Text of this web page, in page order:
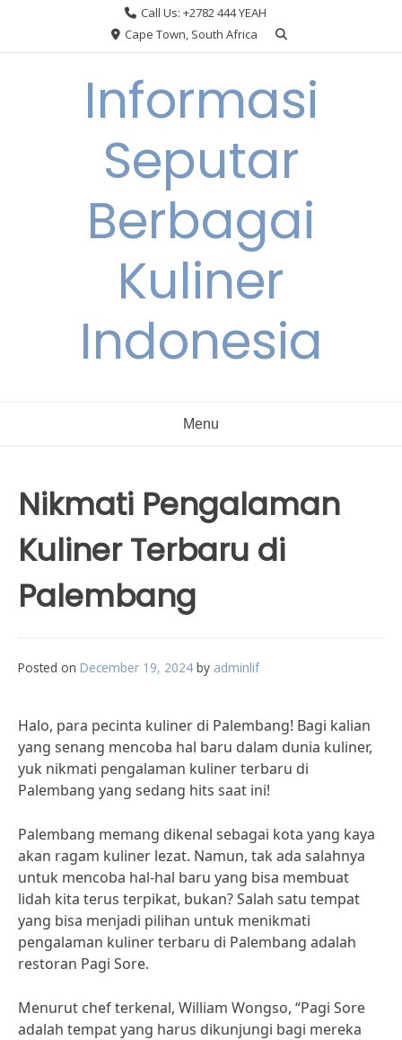
Call Us: +2782 444 YEAH
Cape Town, South Africa
Informasi
Seputar
Berbagai
Kuliner
Indonesia
Menu
Nikmati Pengalaman
Kuliner Terbaru di
Palembang
Posted on December 19, 2024 by adminlif
Halo, para pecinta kuliner di Palembang! Bagi kalian
yang senang mencoba hal baru dalam dunia kuliner,
yuk nikmati pengalaman kuliner terbaru di
Palembang yang sedang hits saat ini!
Palembang memang dikenal sebagai kota yang kaya
akan ragam kuliner lezat. Namun, tak ada salahnya
untuk mencoba hal-hal baru yang bisa membuat
lidah kita terus terpikat, bukan? Salah satu tempat
yang bisa menjadi pilihan untuk menikmati
pengalaman kuliner terbaru di Palembang adalah
restoran Pagi Sore.
Menurut chef terkenal, William Wongso, “Pagi Sore
adalah tempat yang harus dikunjungi bagi mereka